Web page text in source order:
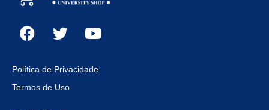
Política de Privacidade
Termos de Uso